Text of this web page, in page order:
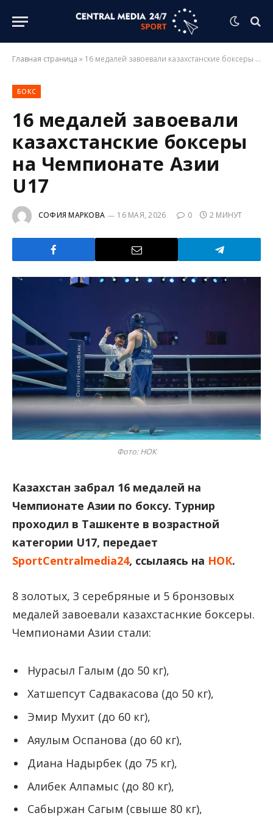
Главная страница » 16 медалей завоевали казахстанские боксеры на Чемпионате Азии U17
БОКС
16 медалей завоевали
казахстанские боксеры
на Чемпионате Азии
U17
СОФИЯ МАРКОВА 16 МАЯ, 2026 0 2 МИНУТ
Фото: НОК
Казахстан забрал 16 медалей на
Чемпионате Азии по боксу. Турнир
проходил в Ташкенте в возрастной
категории U17, передает
SportCentralmedia24, ссылаясь на НОК.
8 золотых, 3 серебряные и 5 бронзовых
медалей завоевали казахстаснкие боксеры.
Чемпионами Азии стали:
Нурасыл Галым (до 50 кг),
Хатшепсут Садвакасова (до 50 кг),
Эмир Мухит (до 60 кг),
Аяулым Оспанова (до 60 кг),
Диана Надырбек (до 75 кг),
Алибек Алпамыс (до 80 кг),
Сабыржан Сагым (свыше 80 кг),